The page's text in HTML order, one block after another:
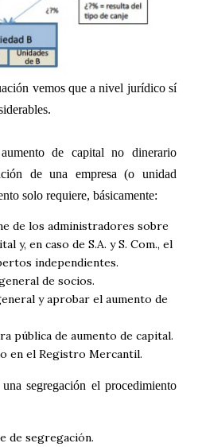
vemos que a nivel jurídico sí
de capital no dinerario
de una empresa (o unidad
solo requiere, básicamente:
de los administradores sobre
y, en caso de S.A. y S. Com., el
independientes.
de socios.
y aprobar el aumento de
pública de aumento de capital.
en el Registro Mercantil.
segregación el procedimiento
de segregación.